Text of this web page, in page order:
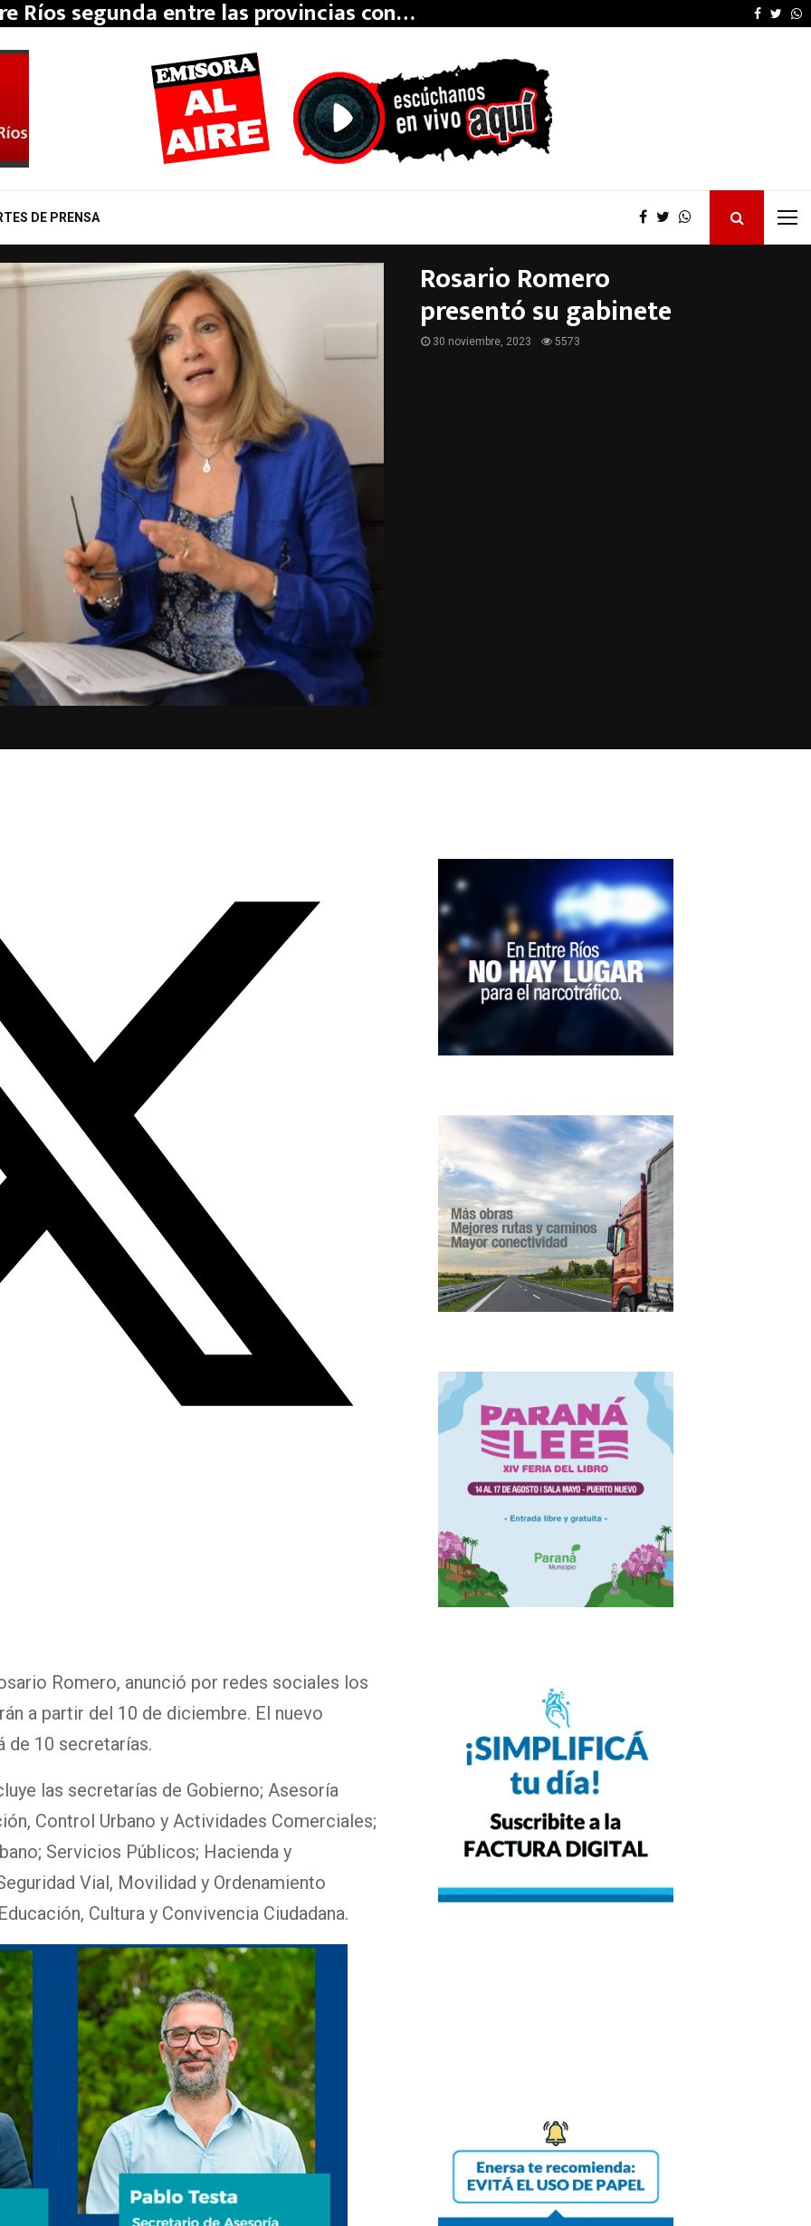
Ríos segunda entre las provincias con… Daniel Rossi visitó
DE PRENSA
Rosario Romero
presentó su gabinete
30 noviembre, 2023 5573
Romero, anunció por redes sociales los
a partir del 10 de diciembre. El nuevo
de 10 secretarías.
las secretarías de Gobierno; Asesoría
Control Urbano y Actividades Comerciales;
Servicios Públicos; Hacienda y
Vial, Movilidad y Ordenamiento
Cultura y Convivencia Ciudadana.